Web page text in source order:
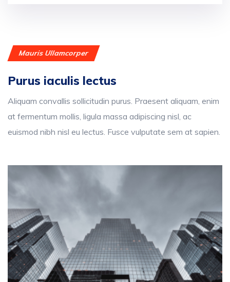
Mauris Ullamcorper
Purus iaculis lectus
Aliquam convallis sollicitudin purus. Praesent aliquam, enim
at fermentum mollis, ligula massa adipiscing nisl, ac
euismod nibh nisl eu lectus. Fusce vulputate sem at sapien.